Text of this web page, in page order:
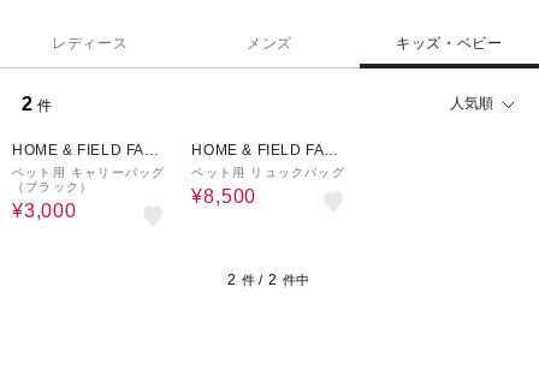
レディース メンズ キッズ・ベビー
2 件 人気順
HOME & FIELD FACT
ORY STORE
ペット用 キャリーバッグ
（ブラック）
¥3,000
HOME & FIELD FACT
ORY STORE
ペット用 リュックバッグ
¥8,500
2 件 / 2 件中